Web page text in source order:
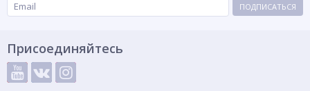
ПОДПИСАТЬСЯ
Присоединяйтесь